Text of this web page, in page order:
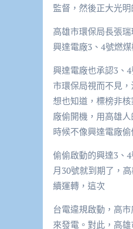
監督，然後正大光明
高雄市環保局長張
興達電廠3、4號燃煤
興達電廠也承認3、
市環保局視而不見
想也知道，標榜非
廠偷開機，用高雄
時候不像興達電廠
偷偷啟動的興達3、
月30號就到期了，
續運轉，這次
台電違規啟動，高
來發電。對此，高